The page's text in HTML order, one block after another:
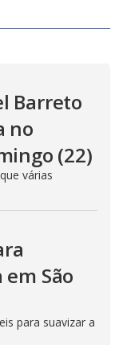
Barreto
no
(22)
várias
São
para suavizar a